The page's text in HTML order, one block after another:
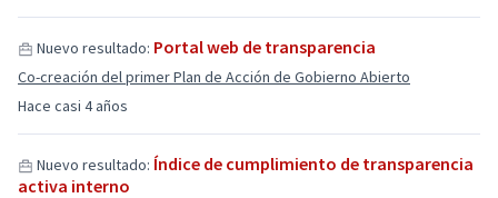
Hace casi 4 años
Nuevo resultado: Portal web de transparencia
Co-creación del primer Plan de Acción de Gobierno Abierto
Nuevo resultado: Índice de cumplimiento de transparencia
activa interno